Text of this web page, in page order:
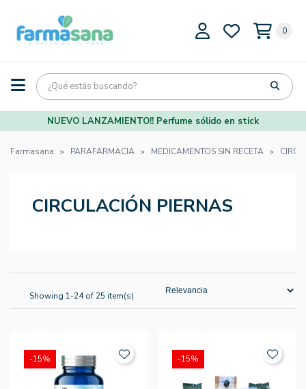
0
NUEVO LANZAMIENTO!! Perfume sólido en stick
Farmasana PARAFARMACIA MEDICAMENTOS SIN RECETA
CIRCULACIÓN PIERNAS
Showing 1-24 of 25 item(s)
-15% -15%